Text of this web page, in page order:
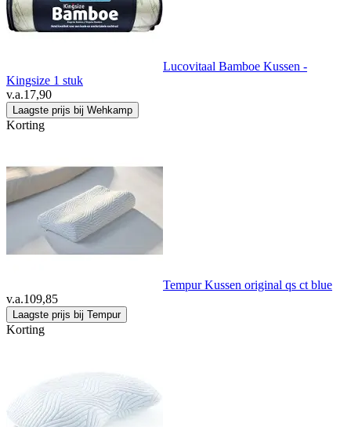
Lucovitaal Bamboe Kussen -
Kingsize 1 stuk
v.a.17,90
Laagste prijs bij Wehkamp
Korting
Tempur Kussen original qs ct blue
v.a.109,85
Laagste prijs bij Tempur
Korting